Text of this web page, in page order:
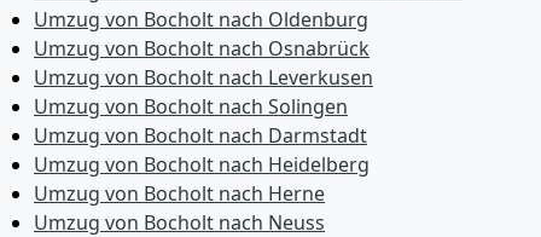
Umzug von Bocholt nach Oldenburg
Umzug von Bocholt nach Osnabrück
Umzug von Bocholt nach Leverkusen
Umzug von Bocholt nach Solingen
Umzug von Bocholt nach Darmstadt
Umzug von Bocholt nach Heidelberg
Umzug von Bocholt nach Herne
Umzug von Bocholt nach Neuss